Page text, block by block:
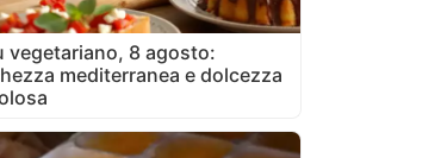
vegetariano, 8 agosto:
mediterranea e dolcezza